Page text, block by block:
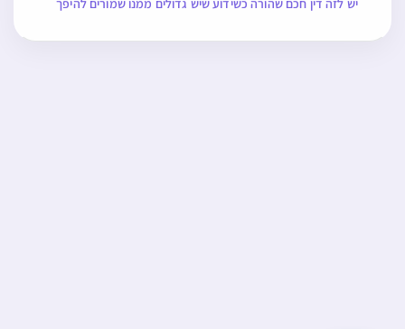
יש לזה דין חכם שהורה כשידוע שיש גדולים ממנו שמורים להיפך